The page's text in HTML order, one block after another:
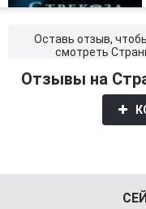
Оставь отзыв,
смотреть
Отзывы на